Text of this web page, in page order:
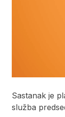
Sastanak je
služba